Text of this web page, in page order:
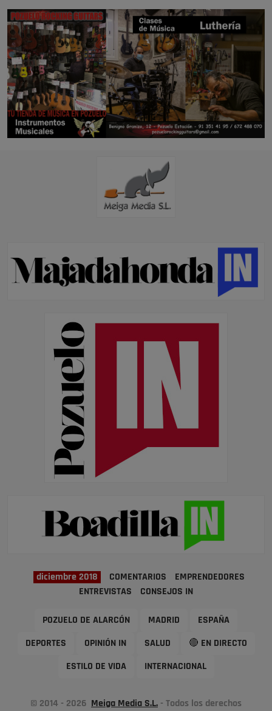
diciembre 2018 COMENTARIOS
EMPRENDEDORES
ENTREVISTAS
CONSEJOS IN
POZUELO DE ALARCÓN MADRID ESPAÑA
DEPORTES OPINIÓN IN SALUD 🔴 EN DIRECTO
ESTILO DE VIDA INTERNACIONAL
© 2014 - 2026 Meiga Media S.L. - Todos los derechos